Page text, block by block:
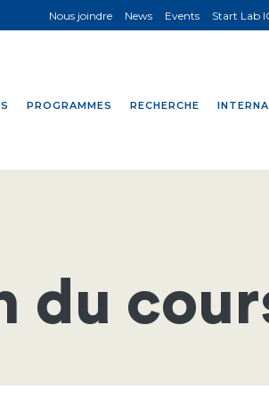
PROGRAMMES RECHERCHE
Nous joindre News Events Start Lab
du